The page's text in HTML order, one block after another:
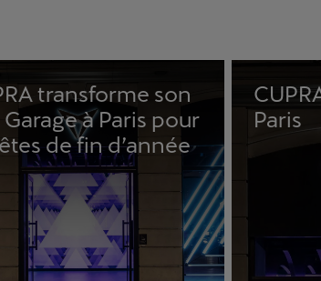
transforme son
à Paris pour
de fin d’année
Paris